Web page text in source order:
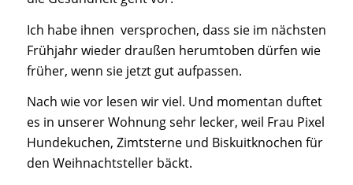
Ich habe ihnen versprochen, dass sie im nächsten
Frühjahr wieder draußen herumtoben dürfen wie
früher, wenn sie jetzt gut aufpassen.
Nach wie vor lesen wir viel. Und momentan duftet
es in unserer Wohnung sehr lecker, weil Frau Pixel
Hundekuchen, Zimtsterne und Biskuitknochen für
den Weihnachtsteller bäckt.